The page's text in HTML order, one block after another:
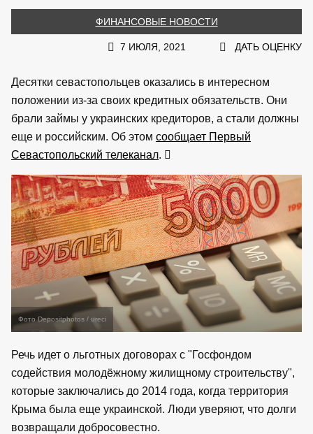
ФИНАНСОВЫЕ НОВОСТИ
7 ИЮЛЯ, 2021 ДАТЬ ОЦЕНКУ
Десятки севастопольцев оказались в интересном
положении из-за своих кредитных обязательств. Они
брали займы у украинских кредиторов, а стали должны
еще и российским. Об этом сообщает Первый
Севастопольский телеканал.
Фото Depositphotos / ureci
Речь идет о льготных договорах с "Госфондом
содействия молодёжному жилищному строительству",
которые заключались до 2014 года, когда территория
Крыма была еще украинской. Люди уверяют, что долги
возвращали добросовестно.